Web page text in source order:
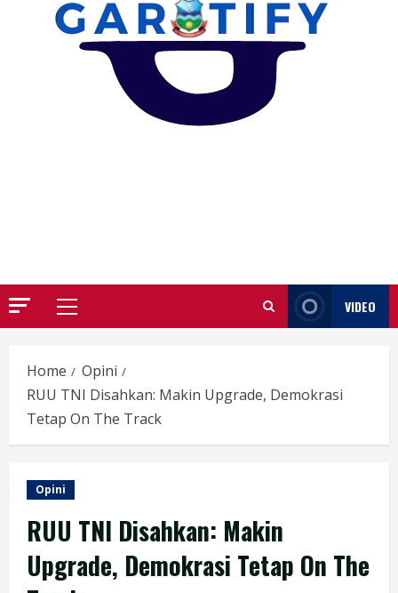
Primary
VIDEO
Home
Opini
RUU TNI Disahkan: Makin Upgrade, Demokrasi
Tetap On The Track
Opini
RUU TNI Disahkan: Makin
Upgrade, Demokrasi Tetap On The